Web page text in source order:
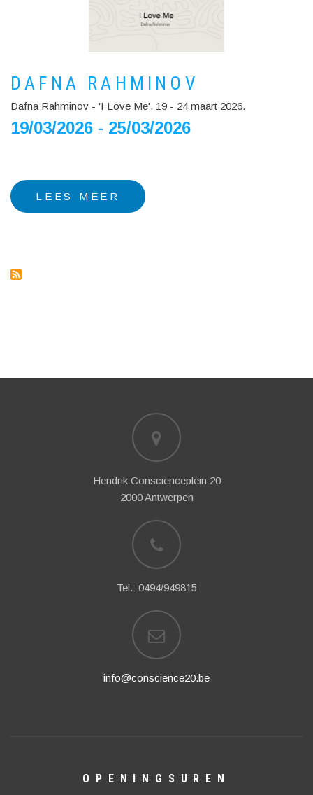
DAFNA RAHMINOV
Dafna Rahminov - 'I Love Me', 19 - 24 maart 2026.
19/03/2026 - 25/03/2026
LEES MEER
OVER
DAFNA
Hendrik Conscienceplein 20
2000 Antwerpen
Tel.: 0494/949815
info@conscience20.be
OPENINGSUREN